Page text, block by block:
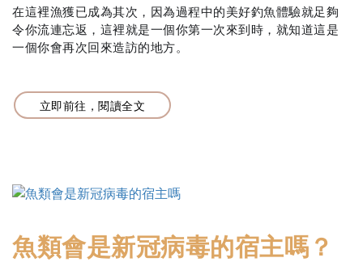
在這裡漁獲已成為其次，因為過程中的美好釣魚體驗就足夠
令你流連忘返，這裡就是一個你第一次來到時，就知道這是
一個你會再次回來造訪的地方。
立即前往，閱讀全文
魚類會是新冠病毒的宿主嗎？